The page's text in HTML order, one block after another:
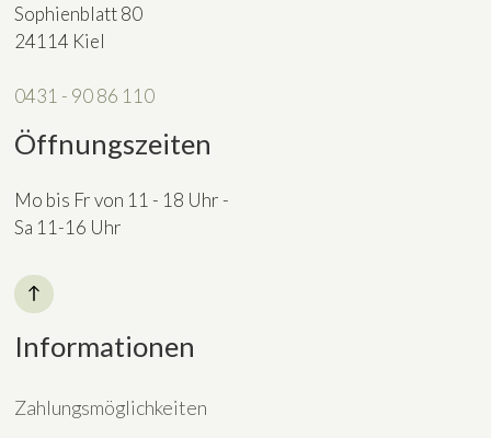
Sophienblatt 80
24114 Kiel
0431 - 90 86 110
Öffnungszeiten
Mo bis Fr von 11 - 18 Uhr -
Sa 11-16 Uhr
Informationen
Zahlungsmöglichkeiten